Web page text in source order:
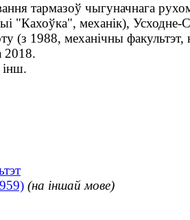
тармазоў чыгуначнага
механік), Усходне-
(з 1988, механічны
2018.
інш.
(на іншай мове)